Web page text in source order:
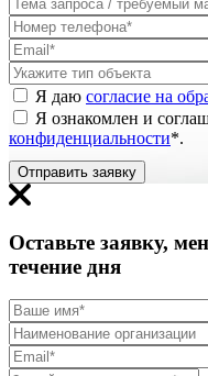
Я даю согласие на
Я ознакомлен и
конфиденциальности*.
Отправить заявку
Оставьте заявку,
течение дня